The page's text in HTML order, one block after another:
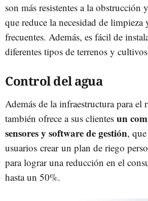
son más resistentes a la obstrucción
que reduce la necesidad de
frecuentes. Además, es fácil de
diferentes tipos de terrenos y
Control del agua
Además de la infraestructura para
también ofrece a sus clientes un
sensores y software de gestión,
usuarios crear un plan de riego
para lograr una reducción en el
hasta un 50%.